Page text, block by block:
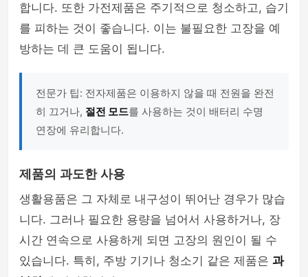
합니다. 또한 가전제품은 주기적으로 청소하고, 습기
를 피하는 것이 좋습니다. 이는 불필요한 고장을 예
방하는 데 큰 도움이 됩니다.
전문가 팁: 전자제품은 이용하지 않을 때 전원을 완전
히 끄거나, 절전 모드를 사용하는 것이 배터리 수명
연장에 유리합니다.
제품의 과도한 사용
생활용품은 그 자체로 내구성이 뛰어난 경우가 많습
니다. 그러나 필요한 용량을 넘어서 사용하거나, 장
시간 연속으로 사용하게 되면 고장의 원인이 될 수
있습니다. 특히, 주방 기기나 청소기 같은 제품은 과